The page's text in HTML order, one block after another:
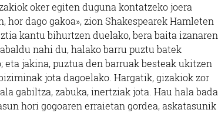
oker egiten duguna kontatzeko joera
dago gakoa», zion Shakespearek Hamleten
kantu bihurtzen duelako, bera baita izanaren
nahi du, halako barru puztu batek
jakina, puztua den barruak besteak ukitzen
jota dagoelako. Hargatik, gizakiok zor
gabiltza, zabuka, inertziak jota. Hau hala bada
hori gogoaren erraietan gordea, askatasunik